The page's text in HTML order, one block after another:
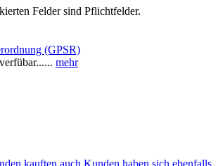
Felder sind Pflichtfelder.
(GPSR)
mehr
kauften auch Kunden haben sich ebenfalls